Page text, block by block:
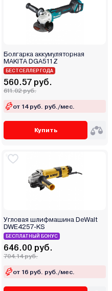
Болгарка аккумуляторная
MAKITA DGA511Z
БЕСТСЕЛЛЕР ГОДА
560.57 руб.
611.02 руб.
от 14 руб. руб./мес.
Купить
Угловая шлифмашина DeWalt
DWE4257-KS
БЕСПЛАТНЫЙ БОНУС
646.00 руб.
704.14 руб.
от 16 руб. руб./мес.